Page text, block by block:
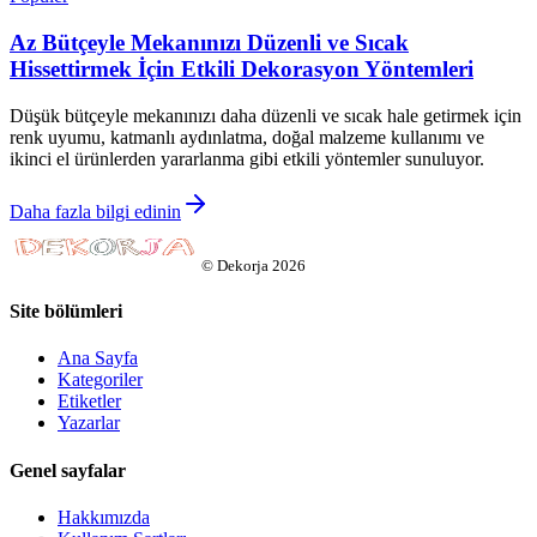
Az Bütçeyle Mekanınızı Düzenli ve Sıcak
Hissettirmek İçin Etkili Dekorasyon Yöntemleri
Düşük bütçeyle mekanınızı daha düzenli ve sıcak hale getirmek için
renk uyumu, katmanlı aydınlatma, doğal malzeme kullanımı ve
ikinci el ürünlerden yararlanma gibi etkili yöntemler sunuluyor.
Daha fazla bilgi edinin
© Dekorja 2026
Site bölümleri
Ana Sayfa
Kategoriler
Etiketler
Yazarlar
Genel sayfalar
Hakkımızda